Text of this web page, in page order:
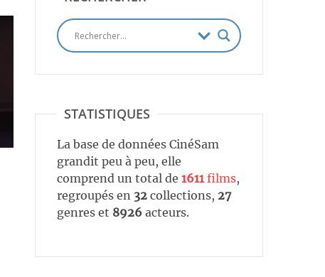
STATISTIQUES
La base de données CinéSam
grandit peu à peu, elle
comprend un total de 1611films,
regroupés en 32 collections, 27
genres et 8926 acteurs.